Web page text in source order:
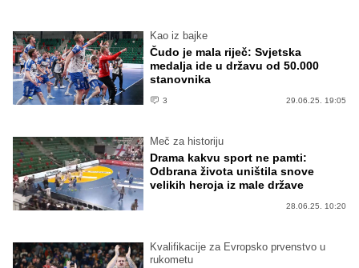
Kao iz bajke
Čudo je mala riječ: Svjetska
medalja ide u državu od 50.000
stanovnika
3 29.06.25. 19:05
Meč za historiju
Drama kakvu sport ne pamti:
Odbrana života uništila snove
velikih heroja iz male države
28.06.25. 10:20
Kvalifikacije za Evropsko prvenstvo u
rukometu